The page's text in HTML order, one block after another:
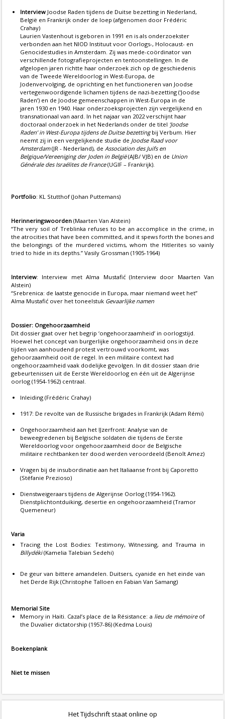
Interview Joodse Raden tijdens de Duitse bezetting in Nederland,
België en Frankrijk onder de loep (afgenomen door Frédéric
Crahay)
Laurien Vastenhout is geboren in 1991 en is als onderzoekster
verbonden aan het NIOD Instituut voor Oorlogs-, Holocaust- en
Genocidestudies in Amsterdam. Zij was mede-coördinator van
verschillende fotografieprojecten en tentoonstellingen. In de
afgelopen jaren richtte haar onderzoek zich op de geschiedenis
van de Tweede Wereldoorlog in West-Europa, de
Jodenvervolging, de oprichting en het functioneren van Joodse
vertegenwoordigende lichamen tijdens de nazi-bezetting (‘Joodse
Raden’) en de Joodse gemeenschappen in West-Europa in de
jaren 1930 en 1940. Haar onderzoeksprojecten zijn vergelijkend en
transnationaal van aard. In het najaar van 2022 verschijnt haar
doctoraal onderzoek in het Nederlands onder de titel ‘Joodse
Raden’ in West-Europa tijdens de Duitse bezettingbij Verbum. Hier
neemt zij in een vergelijkende studie de Joodse Raad voor
Amsterdam(JR - Nederland), de Association des Juifs en
Belgique/Vereeniging der Joden in België(AJB/ VJB) en de Union
Générale des Israélites de France(UGIF – Frankrijk).
Portfolio: KL Stutthof (Johan Puttemans)
Herinneringswoorden (Maarten Van Alstein)
“The very soil of Treblinka refuses to be an accomplice in the crime, in
the atrocities that have been committed, and it spews forth the bones and
the belongings of the murdered victims, whom the Hitlerites so vainly
tried to hide in its depths.” Vasily Grossman (1905-1964)
Interview: Interview met Alma Mustafić (Interview door Maarten Van
Alstein)
“Srebrenica: de laatste genocide in Europa, maar niemand weet het”
Alma Mustafić over het toneelstuk Gevaarlijke namen
Dossier: Ongehoorzaamheid
Dit dossier gaat over het begrip ‘ongehoorzaamheid’ in oorlogstijd.
Hoewel het concept van burgerlijke ongehoorzaamheid ons in deze
tijden van aanhoudend protest vertrouwd voorkomt, was
gehoorzaamheid ooit de regel. In een militaire context had
ongehoorzaamheid vaak dodelijke gevolgen. In dit dossier staan drie
gebeurtenissen uit de Eerste Wereldoorlog en één uit de Algerijnse
oorlog (1954-1962) centraal.
Inleiding (Frédéric Crahay)
1917: De revolte van de Russische brigades in Frankrijk (Adam Rémi)
Ongehoorzaamheid aan het IJzerfront: Analyse van de
beweegredenen bij Belgische soldaten die tijdens de Eerste
Wereldoorlog voor ongehoorzaamheid door de Belgische
militaire rechtbanken ter dood werden veroordeeld (Benoît Amez)
Vragen bij de insubordinatie aan het Italiaanse front bij Caporetto
(Stéfanie Prezioso)
Dienstweigeraars tijdens de Algerijnse Oorlog (1954-1962).
Dienstplichtontduiking, desertie en ongehoorzaamheid (Tramor
Quemeneur)
Varia
Tracing the Lost Bodies: Testimony, Witnessing, and Trauma in
Billydéki(Kamelia Talebian Sedehi)
De geur van bittere amandelen. Duitsers, cyanide en het einde van
het Derde Rijk (Christophe Talloen en Fabian Van Samang)
Memorial Site
Memory in Haiti. Cazal’s place de la Résistance: a lieu de mémoireof
the Duvalier dictatorship (1957-86) (Kedma Louis)
Boekenplank
Niet te missen
Het Tijdschrift staat online op